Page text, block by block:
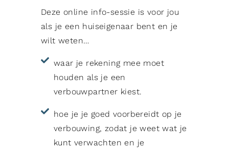
Deze online info-sessie is voor jou
als je een huiseigenaar bent en je
wilt weten…
waar je rekening mee moet
houden als je een
verbouwpartner kiest.
hoe je je goed voorbereidt op je
verbouwing, zodat je weet wat je
kunt verwachten en je